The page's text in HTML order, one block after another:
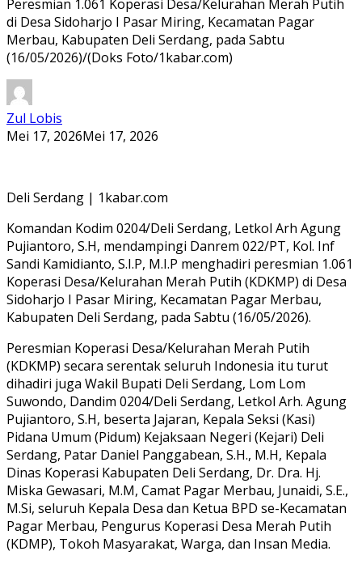
Peresmian 1.061 Koperasi Desa/Kelurahan Merah Putih
di Desa Sidoharjo I Pasar Miring, Kecamatan Pagar
Merbau, Kabupaten Deli Serdang, pada Sabtu
(16/05/2026)/(Doks Foto/1kabar.com)
Zul Lobis
Mei 17, 2026Mei 17, 2026
Deli Serdang | 1kabar.com
Komandan Kodim 0204/Deli Serdang, Letkol Arh Agung
Pujiantoro, S.H, mendampingi Danrem 022/PT, Kol. Inf
Sandi Kamidianto, S.I.P, M.I.P menghadiri peresmian 1.061
Koperasi Desa/Kelurahan Merah Putih (KDKMP) di Desa
Sidoharjo I Pasar Miring, Kecamatan Pagar Merbau,
Kabupaten Deli Serdang, pada Sabtu (16/05/2026).
Peresmian Koperasi Desa/Kelurahan Merah Putih
(KDKMP) secara serentak seluruh Indonesia itu turut
dihadiri juga Wakil Bupati Deli Serdang, Lom Lom
Suwondo, Dandim 0204/Deli Serdang, Letkol Arh. Agung
Pujiantoro, S.H, beserta Jajaran, Kepala Seksi (Kasi)
Pidana Umum (Pidum) Kejaksaan Negeri (Kejari) Deli
Serdang, Patar Daniel Panggabean, S.H., M.H, Kepala
Dinas Koperasi Kabupaten Deli Serdang, Dr. Dra. Hj.
Miska Gewasari, M.M, Camat Pagar Merbau, Junaidi, S.E.,
M.Si, seluruh Kepala Desa dan Ketua BPD se-Kecamatan
Pagar Merbau, Pengurus Koperasi Desa Merah Putih
(KDMP), Tokoh Masyarakat, Warga, dan Insan Media.